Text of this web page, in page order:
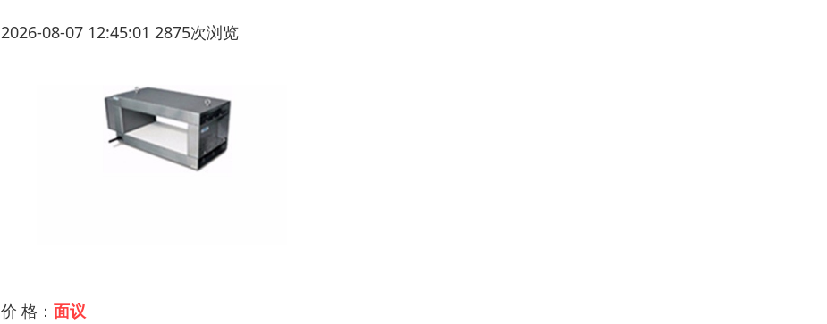
2026-08-07 12:45:01 2875次浏览
价 格： 面议